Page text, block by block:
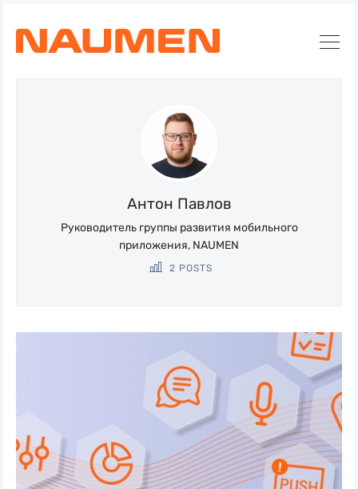
Искать
Блог
desk,
ITAM,
Антон Павлов
Руководитель группы развития мобильного
приложения, NAUMEN
2 POSTS